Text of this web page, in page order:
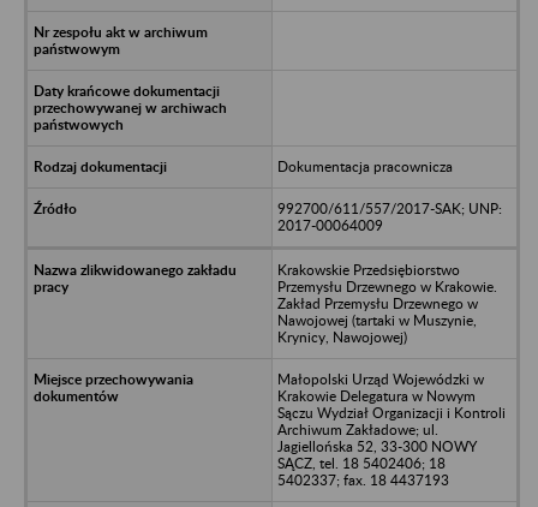
Dokumentacja pracownicza
992700/611/557/2017-SAK; UNP:
2017-00064009
Krakowskie Przedsiębiorstwo
Przemysłu Drzewnego w Krakowie.
Zakład Przemysłu Drzewnego w
Nawojowej (tartaki w Muszynie,
Krynicy, Nawojowej)
Małopolski Urząd Wojewódzki w
Krakowie Delegatura w Nowym
Sączu Wydział Organizacji i Kontroli
Archiwum Zakładowe; ul.
Jagiellońska 52, 33-300 NOWY
SĄCZ, tel. 18 5402406; 18
5402337; fax. 18 4437193